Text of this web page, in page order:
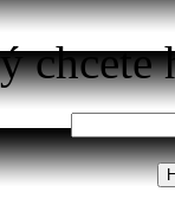
chcete